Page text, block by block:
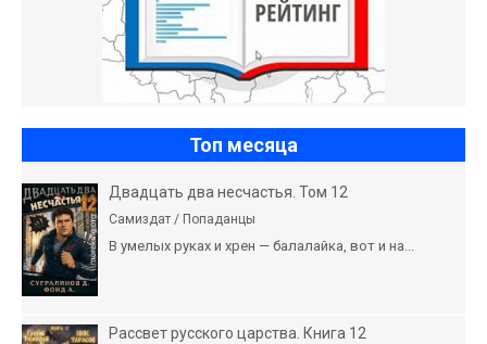
Топ месяца
Двадцать два несчастья. Том 12
Самиздат / Попаданцы
В умелых руках и хрен — балалайка, вот и на...
Рассвет русского царства. Книга 12